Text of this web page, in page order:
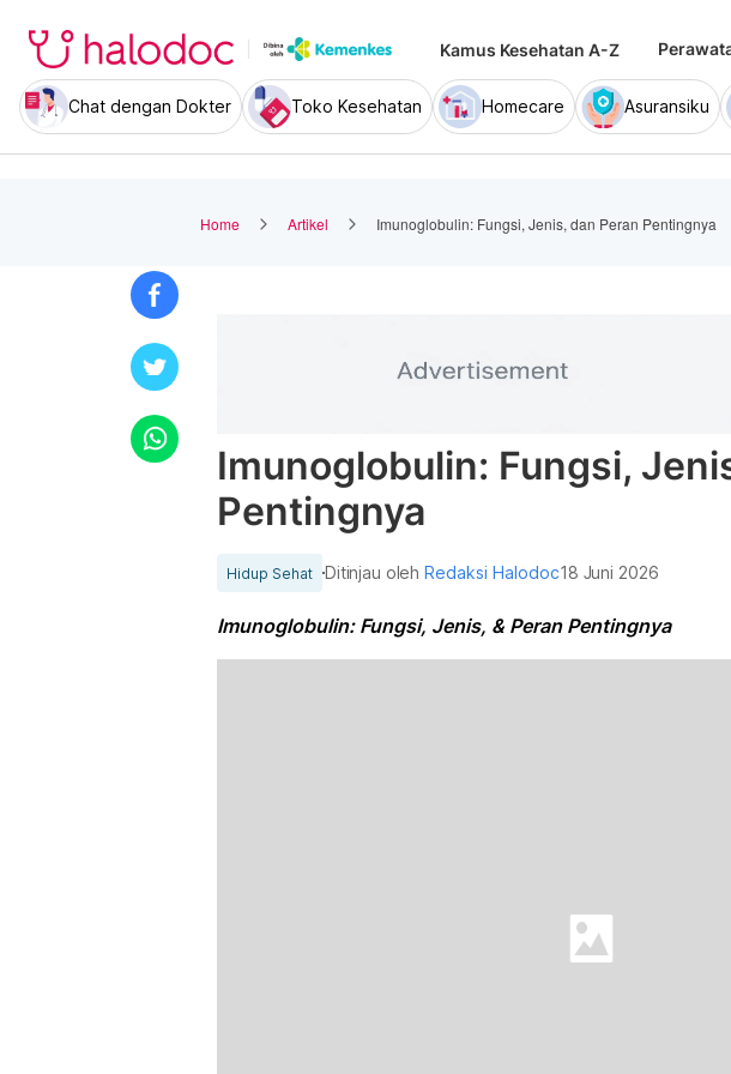
Kamus Kesehatan A-Z
Chat dengan Dokter Toko Kesehatan Homecare Asuransiku
Home Artikel Imunoglobulin: Fungsi, Jenis, dan Peran Pentingnya
Imunoglobulin: Fungsi,
Pentingnya
Hidup Sehat Ditinjau olehRedaksi Halodoc18 Juni 2026
Imunoglobulin: Fungsi, Jenis, & Peran Pentingnya